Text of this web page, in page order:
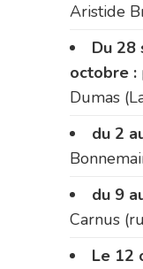
Aristide
Du 28
octobre :
Dumas
du 2
du 9
Carnus
Le 12